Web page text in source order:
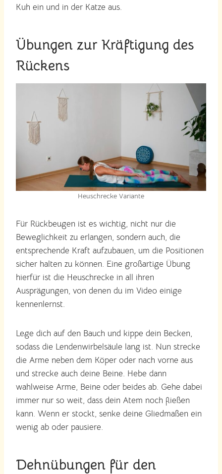
Kuh ein und in der Katze aus.
Übungen zur Kräftigung des
Rückens
Heuschrecke Variante
Für Rückbeugen ist es wichtig, nicht nur die
Beweglichkeit zu erlangen, sondern auch, die
entsprechende Kraft aufzubauen, um die Positionen
sicher halten zu können. Eine großartige Übung
hierfür ist die Heuschrecke in all ihren
Ausprägungen, von denen du im Video einige
kennenlernst.
Lege dich auf den Bauch und kippe dein Becken,
sodass die Lendenwirbelsäule lang ist. Nun strecke
die Arme neben dem Köper oder nach vorne aus
und strecke auch deine Beine. Hebe dann
wahlweise Arme, Beine oder beides ab. Gehe dabei
immer nur so weit, dass dein Atem noch fließen
kann. Wenn er stockt, senke deine Gliedmaßen ein
wenig ab oder pausiere.
Dehnübungen für den